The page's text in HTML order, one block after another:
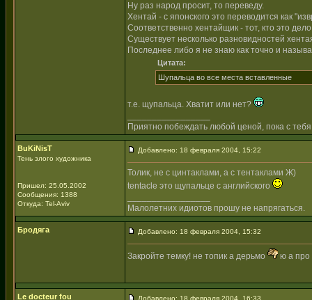
Ну раз народ просит, то переведу.
Хентай - с японского это переводится как
Соответственно хентайщик - тот, кто это
Существует несколько разновидностей
Последнее либо я не знаю как точно и
Цитата:
Шупальца во все места вставленные
т.е. щупальца. Хватит или нет?
Приятно побеждать любой ценой, пока с
BuKiNisT
Тень злого художника
Пришел: 25.05.2002
Сообщения: 1388
Откуда: Tel-Aviv
Добавлено: 18 февраля 2004, 15:22
Толик, не с цинтаклами, а с тентаклами Ж)
tentacle это щупальце с английского
Малолетних идиотов прошу не напрягаться.
Бродяга Добавлено: 18 февраля 2004, 15:32
Закройте темку! не топик а дерьмо ю а про
Le docteur fou Добавлено: 18 февраля 2004, 16:33